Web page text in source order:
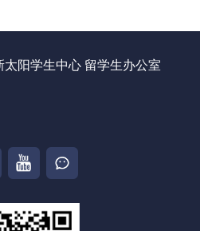
阳学生中心 留学生办公室